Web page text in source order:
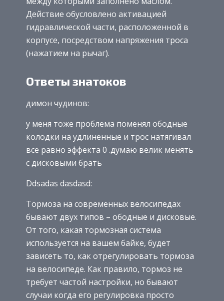
Действие обусловлено активацией
гидравлической части, расположенной в
корпусе, посредством напряжения троса
(нажатием на рычаг).
Ответы знатоков
димон чудинов:
у меня тоже проблема поменял ободные
колодки на удлиненные и трос натягивал
все равно эффекта 0 .думаю велик менять
с дисковыми брать
Ddsadas dasdasd:
Тормоза на современных велосипедах
бывают двух типов – ободные и дисковые.
От того, какая тормозная система
используется на вашем байке, будет
зависеть то, как отрегулировать тормоза
на велосипеде. Как правило, тормоз не
требует частой настройки, но бывают
случаи когда его регулировка просто